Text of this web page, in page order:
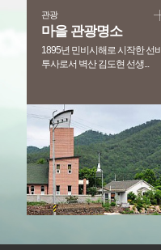
관광
마을 관광명소
1895년 민비시해로 시작한 선비
투사로서 벽산 김도현 선생...